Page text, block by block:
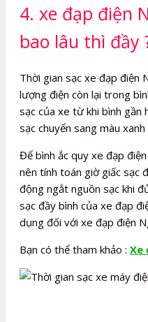
4. xe đạp điện
bao lâu thì đầy
Thời gian sạc xe đạp điện
lượng điện còn lại trong
sạc của xe từ khi bình gần
sạc chuyển sang màu
Để bình ắc quy xe đạp
nên tính toán giờ giấc sạc
động ngắt nguồn sạc khi
sạc đầy bình của xe đạp
dụng đối với xe đạp điện
Bạn có thể tham khảo : Xe